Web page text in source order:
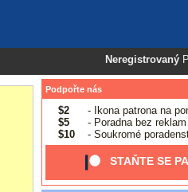
Neregistrovaný
Podpořte nás
$2
- Ikona patrona na
$5
- Poradna bez reklam
$10
- Soukromé
STAŇTE SE